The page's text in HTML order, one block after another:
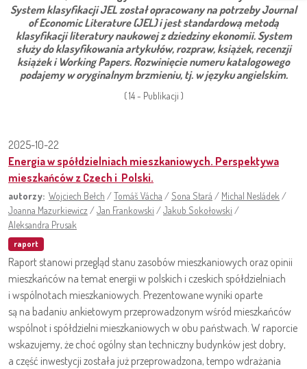
System klasyfikacji JEL został opracowany na potrzeby Journal
of Economic Literature (JEL) i jest standardową metodą
klasyfikacji literatury naukowej z dziedziny ekonomii. System
służy do klasyfikowania artykułów, rozpraw, książek, recenzji
książek i Working Papers. Rozwinięcie numeru katalogowego
podajemy w oryginalnym brzmieniu, tj. w języku angielskim.
( 14 - Publikacji )
2025-10-22
Energia w spółdzielniach mieszkaniowych. Perspektywa
mieszkańców z Czech i Polski.
autorzy: Wojciech Bełch /Tomáš Vácha / Sona Stará / Michal Nesládek /
Joanna Mazurkiewicz /Jan Frankowski /Jakub Sokołowski /
Aleksandra Prusak
raport
Raport stanowi przegląd stanu zasobów mieszkaniowych oraz opinii
mieszkańców na temat energii w polskich i czeskich spółdzielniach
i wspólnotach mieszkaniowych. Prezentowane wyniki oparte
są na badaniu ankietowym przeprowadzonym wśród mieszkańców
wspólnot i spółdzielni mieszkaniowych w obu państwach. W raporcie
wskazujemy, że choć ogólny stan techniczny budynków jest dobry,
a część inwestycji została już przeprowadzona, tempo wdrażania